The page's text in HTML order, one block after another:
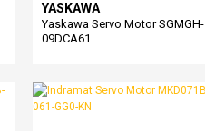
YASKAWA
Yaskawa Servo Motor SGMGH-
09DCA61